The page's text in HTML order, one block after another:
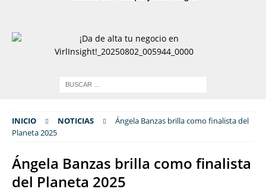
INICIO NOTICIAS
Ángela Banzas brilla como finalista del
Planeta 2025
Ángela Banzas brilla como finalista
del Planeta 2025